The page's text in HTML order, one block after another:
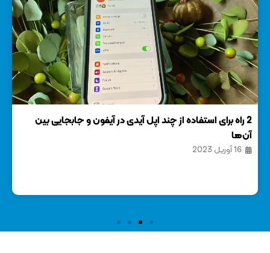
2 راه برای استفاده از چند اپل آیدی در آیفون و جابجایی بین
آن‌ها